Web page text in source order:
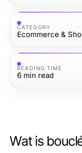
CATEGORY
Ecommerce &
READING TIME
6 min read
Wat is